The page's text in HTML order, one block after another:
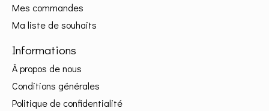
Mes commandes
Ma liste de souhaits
Informations
À propos de nous
Conditions générales
Politique de confidentialité